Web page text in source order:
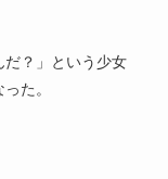
だ？」という少女
た。